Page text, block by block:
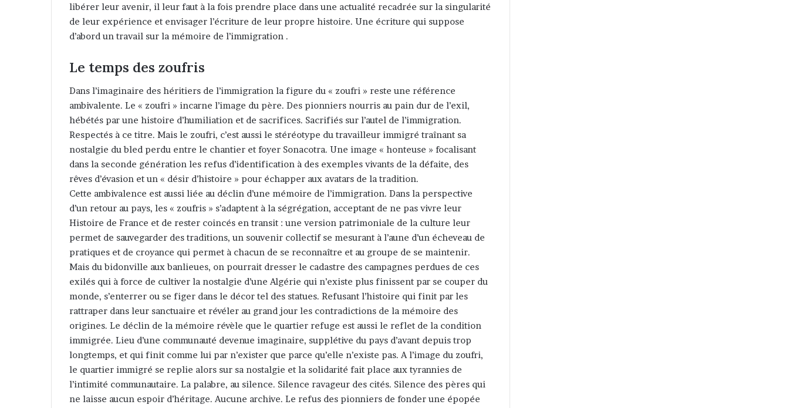
libérer leur avenir, il leur faut à la fois prendre place dans une actualité recadrée sur la singularité
de leur expérience et envisager l’écriture de leur propre histoire. Une écriture qui suppose
d’abord un travail sur la mémoire de l’immigration .
Le temps des zoufris
Dans l’imaginaire des héritiers de l’immigration la figure du « zoufri » reste une référence
ambivalente. Le « zoufri » incarne l’image du père. Des pionniers nourris au pain dur de l’exil,
hébétés par une histoire d’humiliation et de sacrifices. Sacrifiés sur l’autel de l’immigration.
Respectés à ce titre. Mais le zoufri, c’est aussi le stéréotype du travailleur immigré traînant sa
nostalgie du bled perdu entre le chantier et foyer Sonacotra. Une image « honteuse » focalisant
dans la seconde génération les refus d’identification à des exemples vivants de la défaite, des
rêves d’évasion et un « désir d’histoire » pour échapper aux avatars de la tradition.
Cette ambivalence est aussi liée au déclin d’une mémoire de l’immigration. Dans la perspective
d’un retour au pays, les « zoufris » s’adaptent à la ségrégation, acceptant de ne pas vivre leur
Histoire de France et de rester coincés en transit : une version patrimoniale de la culture leur
permet de sauvegarder des traditions, un souvenir collectif se mesurant à l’aune d’un écheveau de
pratiques et de croyance qui permet à chacun de se reconnaître et au groupe de se maintenir.
Mais du bidonville aux banlieues, on pourrait dresser le cadastre des campagnes perdues de ces
exilés qui à force de cultiver la nostalgie d’une Algérie qui n’existe plus finissent par se couper du
monde, s’enterrer ou se figer dans le décor tel des statues. Refusant l’histoire qui finit par les
rattraper dans leur sanctuaire et révéler au grand jour les contradictions de la mémoire des
origines. Le déclin de la mémoire révèle que le quartier refuge est aussi le reflet de la condition
immigrée. Lieu d’une communauté devenue imaginaire, supplétive du pays d’avant depuis trop
longtemps, et qui finit comme lui par n’exister que parce qu’elle n’existe pas. A l’image du zoufri,
le quartier immigré se replie alors sur sa nostalgie et la solidarité fait place aux tyrannies de
l’intimité communautaire. La palabre, au silence. Silence ravageur des cités. Silence des pères qui
ne laisse aucun espoir d’héritage. Aucune archive. Le refus des pionniers de fonder une épopée